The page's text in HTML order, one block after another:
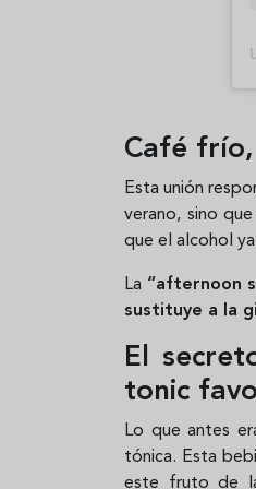
Café
Esta unión
verano, sino
que el alcohol
La “afternoon
sustituye a la
El
tonic
Lo que antes
tónica. Esta
este fruto de